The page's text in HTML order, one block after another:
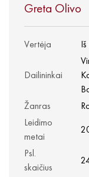
Greta Olivo
Vertėja
Dailininkai
Žanras
Leidimo
metai
Psl.
skaičius